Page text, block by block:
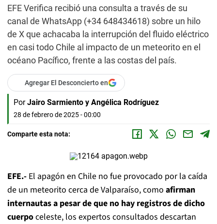
EFE Verifica recibió una consulta a través de su
canal de WhatsApp (+34 648434618) sobre un hilo
de X que achacaba la interrupción del fluido eléctrico
en casi todo Chile al impacto de un meteorito en el
océano Pacífico, frente a las costas del país.
Agregar El Desconcierto en
Por Jairo Sarmiento y Angélica Rodríguez
28 de febrero de 2025 - 00:00
Comparte esta nota:
EFE.- El apagón en Chile no fue provocado por la caída
de un meteorito cerca de Valparaíso, como afirman
internautas a pesar de que no hay registros de dicho
cuerpoceleste, los expertos consultados descartan